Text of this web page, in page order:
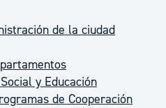
de la ciudad
y Educación
de Cooperación